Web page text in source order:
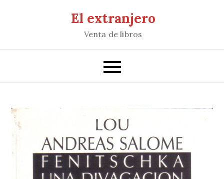
El extranjero
Venta de libros